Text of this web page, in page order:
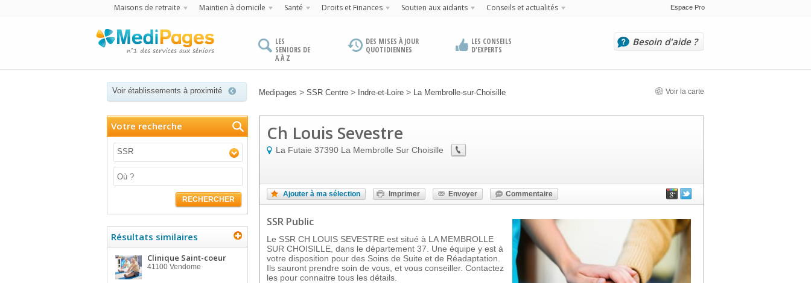
Maisons de retraite Maintien à domicile Santé Droits et Finances Soutien aux aidants Conseils et actualités Espace Pro
LES
SENIORS DE
A À Z
DES MISES À JOUR
QUOTIDIENNES
LES CONSEILS
D'EXPERTS
Besoin d'aide ?
Voir établissements à proximité Medipages > SSR Centre > Indre-et-Loire > La Membrolle-sur-Choisille Voir la carte
Votre recherche
SSR
RECHERCHER
Résultats similaires
Clinique Saint-coeur
41100 Vendome
Ch Louis Sevestre
La Futaie 37390 La Membrolle Sur Choisille
Ajouter à ma sélection Imprimer Envoyer Commentaire
SSR Public
Le SSR CH LOUIS SEVESTRE est situé à LA MEMBROLLE
SUR CHOISILLE, dans le département 37. Une équipe y est à
votre disposition pour des Soins de Suite et de Réadaptation.
Ils sauront prendre soin de vous, et vous conseiller. Contactez
les pour connaitre tous les détails.